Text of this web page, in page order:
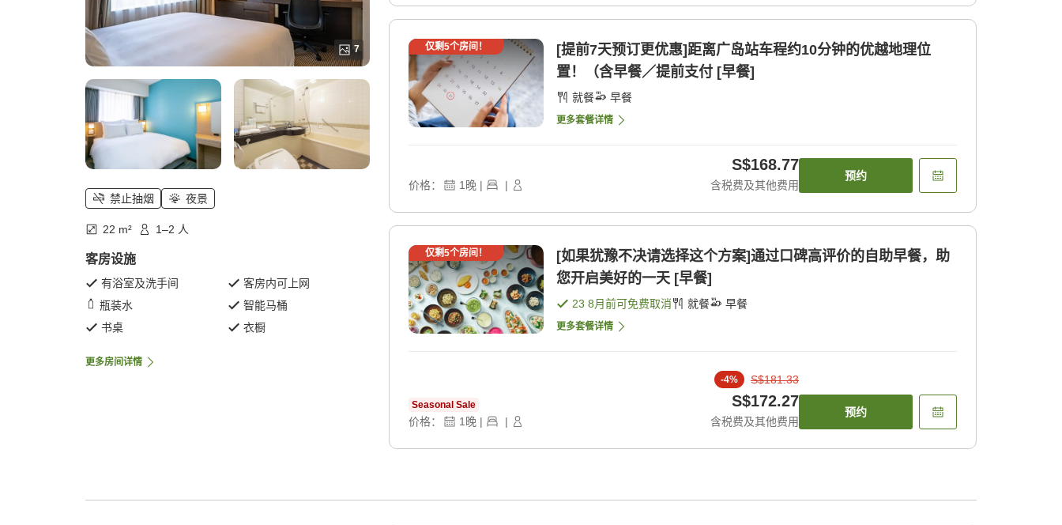
7
禁止抽烟 夜景
22 m² 1–2 人
客房设施
有浴室及洗手间
客房内可上网
瓶装水
智能马桶
书桌
衣橱
更多房间详情
仅剩5个房间！
[提前7天预订更优惠]距离广岛站车程约10分钟的优越地理位
置！（含早餐／提前支付 [早餐]
就餐 早餐
更多套餐详情
价格： 1 晚 | |
S$168.77
含税费及其他费用
预约
仅剩5个房间！
[如果犹豫不决请选择这个方案]通过口碑高评价的自助早餐，助
您开启美好的一天 [早餐]
23 8月前可免费取消 就餐 早餐
更多套餐详情
Seasonal Sale
价格： 1 晚 | |
-4% S$181.33
S$172.27
含税费及其他费用
预约